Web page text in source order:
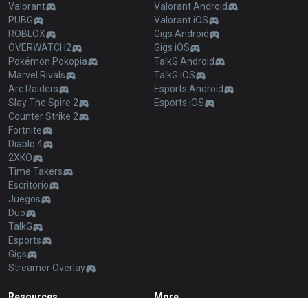
Valorant
PUBG
ROBLOX
OVERWATCH2
Pokémon Pokopia
Marvel Rivals
Arc Raiders
Slay The Spire 2
Counter Strike 2
Fortnite
Diablo 4
2XKO
Time Takers
Escritorio
Juegos
Duo
TalkG
Esports
Gigs
Streamer Overlay
Valorant Android
Valorant iOS
Gigs Android
Gigs iOS
TalkG Android
TalkG iOS
Esports Android
Esports iOS